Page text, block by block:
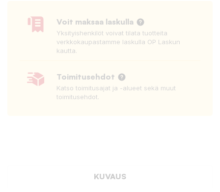
Voit maksaa laskulla
Yksityishenkilöt voivat tilata tuotteita
verkkokaupastamme laskulla OP Laskun
kautta.
Toimitusehdot
Katso toimitusajat ja -alueet sekä muut
toimitusehdot.
KUVAUS